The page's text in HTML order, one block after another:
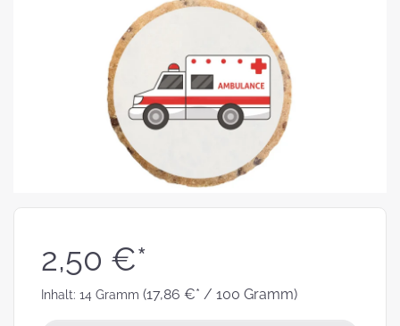
2,50 €*
Inhalt: 14 Gramm (17,86 €* / 100 Gramm)